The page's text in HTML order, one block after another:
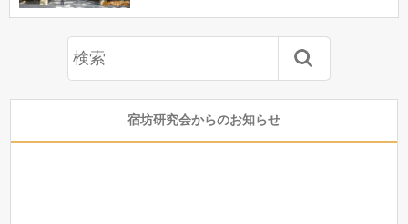
宿坊研究会からのお知らせ